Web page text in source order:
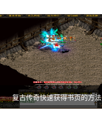
复古传奇快速获得书页的方法